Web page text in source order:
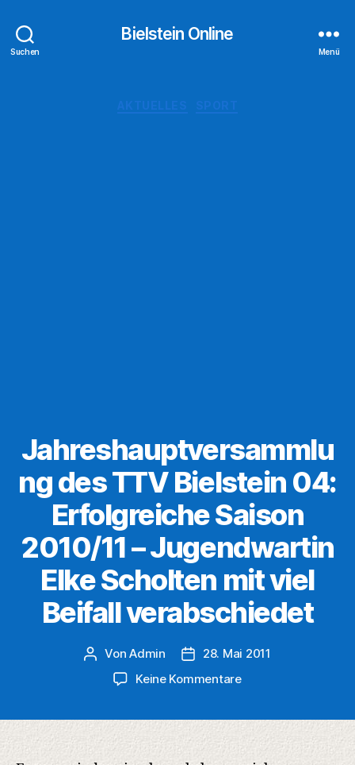
Suchen
Bielstein Online
Menü
Jahreshauptversammlu
ng des TTV Bielstein 04:
Erfolgreiche Saison
2010/11 – Jugendwartin
Elke Scholten mit viel
Beifall verabschiedet
Beitragsautor
VonAdmin Veröffentlichungsdatum
28. Mai 2011
Keine Kommentarezu
Bielstein